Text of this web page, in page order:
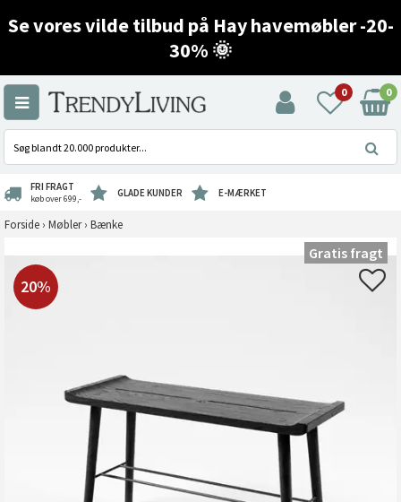
Se vores vilde tilbud på Hay havemøbler -20-
30% 🌞
0 0
FRI FRAGT
køb over 699,- GLADE KUNDER E-MÆRKET
Forside › Møbler› Bænke
20%
Gratis fragt